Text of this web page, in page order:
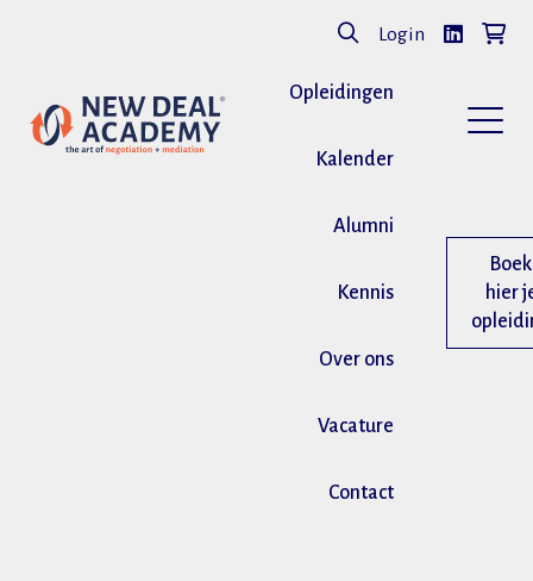
Login
Opleidingen
Kalender
Alumni
Kennis
Over ons
Vacature
Contact
Boek
hier